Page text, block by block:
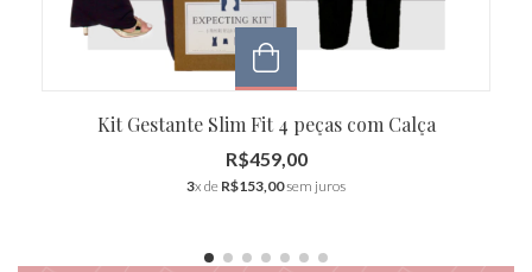
Kit Gestante Slim Fit 4 peças com Calça
R$459,00
3x de R$153,00sem juros